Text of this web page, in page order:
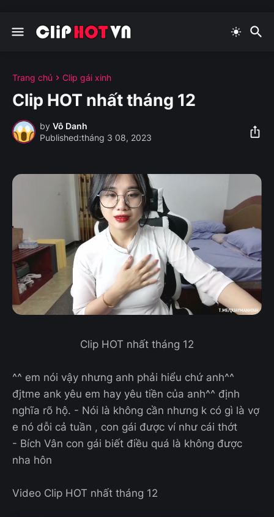
Trang chủ Clip gái xinh
Clip HOT nhất tháng 12
by Vô Danh
tháng 3 08, 2023
Clip HOT nhất tháng 12
^^ em nói vậy nhưng anh phải hiểu chứ anh^^
đjtme ank yêu em hay yêu tiền của anh^^ định
nghĩa rõ hộ. - Nói là không cần nhưng k có gì là vợ
e nó dỗi cả tuần , con gái được ví như cái thớt
- Bích Vân con gái biết điều quá là không được
nha hôn
Video Clip HOT nhất tháng 12